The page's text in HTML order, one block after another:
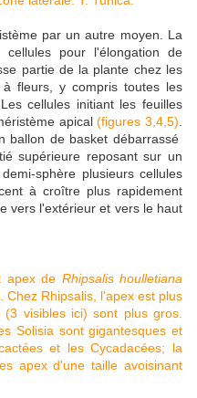
par un autre moyen. La
cellules pour l'élongation de
partie de la plante chez les
fleurs, y compris toutes les
cellules initiant les feuilles
apical(figures 3,4,5)
ballon de basket débarrassé
supérieure reposant sur un
sphère plusieurs cellules
à croître plus rapidement
vers l'extérieur et vers le haut
apex de Rhipsalis houlletiana
Chez Rhipsalis, l'apex est plus
visibles ici) sont plus gros.
Solisia sont gigantesques et
et les Cycadacées; la
apex d'une taille avoisinant